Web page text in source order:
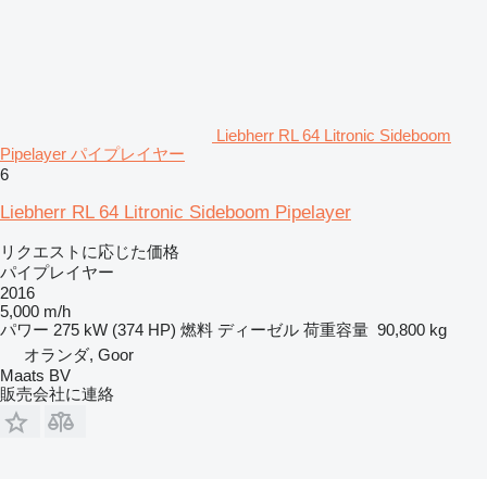
Liebherr RL 64 Litronic Sideboom
Pipelayer パイプレイヤー
6
Liebherr RL 64 Litronic Sideboom Pipelayer
リクエストに応じた価格
パイプレイヤー
2016
5,000 m/h
パワー 275 kW (374 HP) 燃料 ディーゼル 荷重容量 90,800 kg
オランダ, Goor
Maats BV
販売会社に連絡